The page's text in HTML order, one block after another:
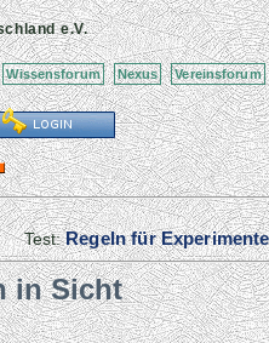
e.V.
Wissensforum Nexus Vereinsforum
Test:Regeln für
in Sicht